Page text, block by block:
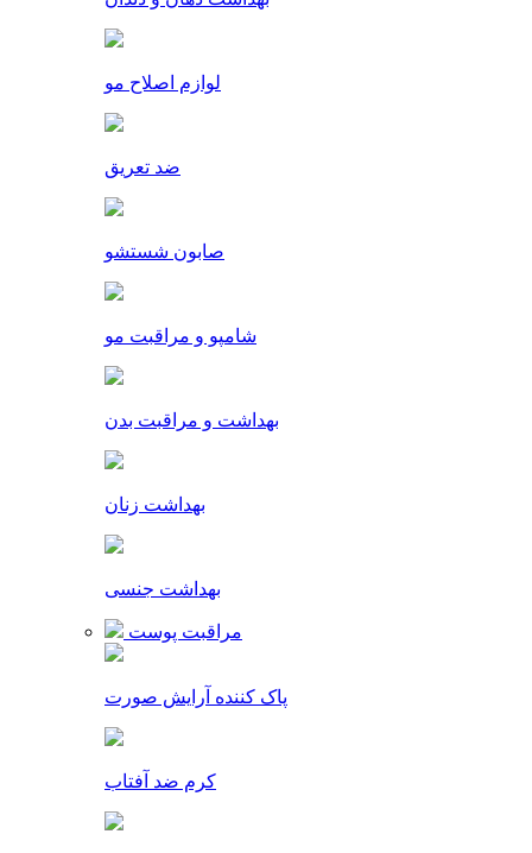
لوازم اصلاح مو
ضد تعریق
صابون شستشو
شامپو و مراقبت مو
بهداشت و مراقبت بدن
بهداشت زنان
بهداشت جنسی
مراقبت پوست
پاک کننده آرایش صورت
کرم ضد آفتاب